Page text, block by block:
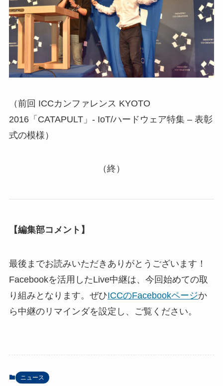
（前回 ICCカンファレンス KYOTO
2016「CATAPULT」- IoT/ハードウェア特集 – 表彰
式の模様）
（終）
【編集部コメント】
最後までお読みいただきありがとうございます！
Facebookを活用したLive中継は、今回始めての取
り組みとなります。ぜひICCのFacebookページか
ら中継のリマインダを設定し、ご覧ください。
ニュース